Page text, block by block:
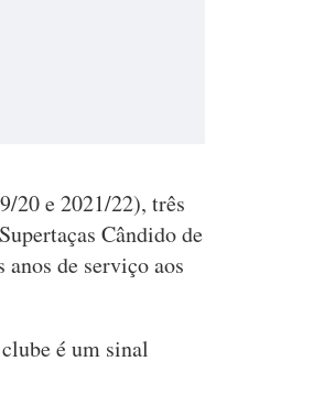
20 e 2021/22), três
Cândido de
de serviço aos
é um sinal